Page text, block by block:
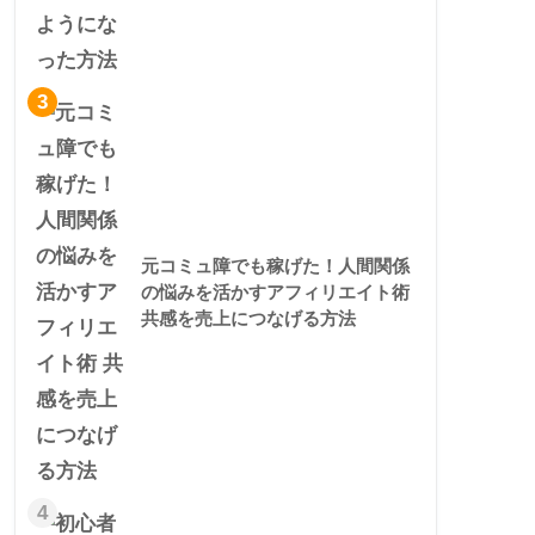
3
元コミュ障でも稼げた！人間関係
の悩みを活かすアフィリエイト術
共感を売上につなげる方法
4